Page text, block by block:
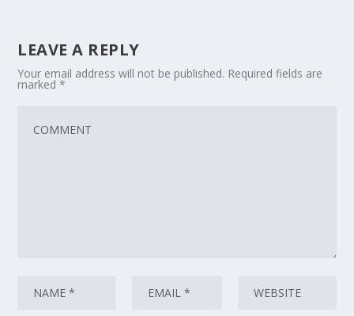
LEAVE A REPLY
Your email address will not be published. Required fields are
marked*